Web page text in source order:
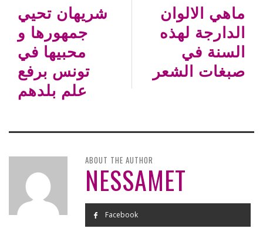
ماهي الالوان
الدارجة لهذه
السنة في
صبغات الشعر
شريهان تحيي
جمهورها و
محبيها في
تونس برفع
علم بلدهم
ABOUT THE AUTHOR
NESSAMET
Facebook